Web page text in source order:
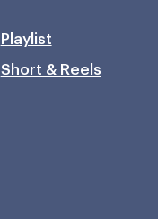
Playlist
Short & Reels